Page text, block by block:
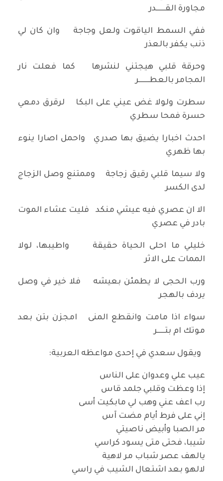
مجاورة القــــــدر
ففي السمط الياقوت ولعل وجاجة وان كان لي
ذنب يكفر بالعذر
وحرقة قلبي هيجتني لنشرها كما فعلت نار
المجامر بالعطـــــــر
سطرت ولولا غض عيني على البكا لرقرق دمعي
حسرة فمحا سطري
احدث اخبارا يضيق بها صدري واحمل اصارا ينوء
بها ظهري
ولا سيما قلبي رقيق زجاجة وممتنع وصل الزجاج
لدى الكسر
الا ان عصري فيه عيشي منكد فليت عشاء الموت
بادر في عصري
خليلي ما احلى الحياة حقيقة واطيبها، لولا
الممات على الاثر
ورب الحجى لا يطمئن بعيشه فلا خير في وصل
يردف بالهجر
سواء اذا مامت وانقطع المنى امجزن بتن بعد
موتك ام بتـــــر
ويقول سعدي في إحدى مواعظه العربية:
عيب علي وعدوان على الناس
إذا وعظت وقلبي جلمد قاس
رب اعف عني وهب لي مابكيت أسى
إني على فرط أيام مضت آس
مر الصبا وأبيض ناصيتي
شيبا، فحتى متى يسود كراسي
يالهف عصر شباب مر لاهية
لالهو بعد اشتعال الشيب في راسي